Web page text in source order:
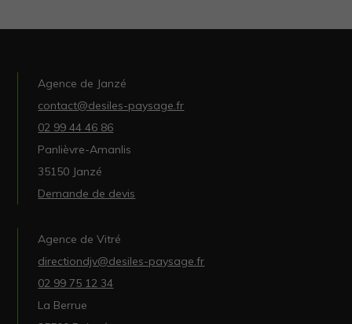
Agence de Janzé
contact@desiles-paysage.fr
02 99 44 46 86
Panlièvre-Amanlis
35150 Janzé
Demande de devis
Agence de Vitré
directiondjv@desiles-paysage.fr
02 99 75 12 34
La Berrue